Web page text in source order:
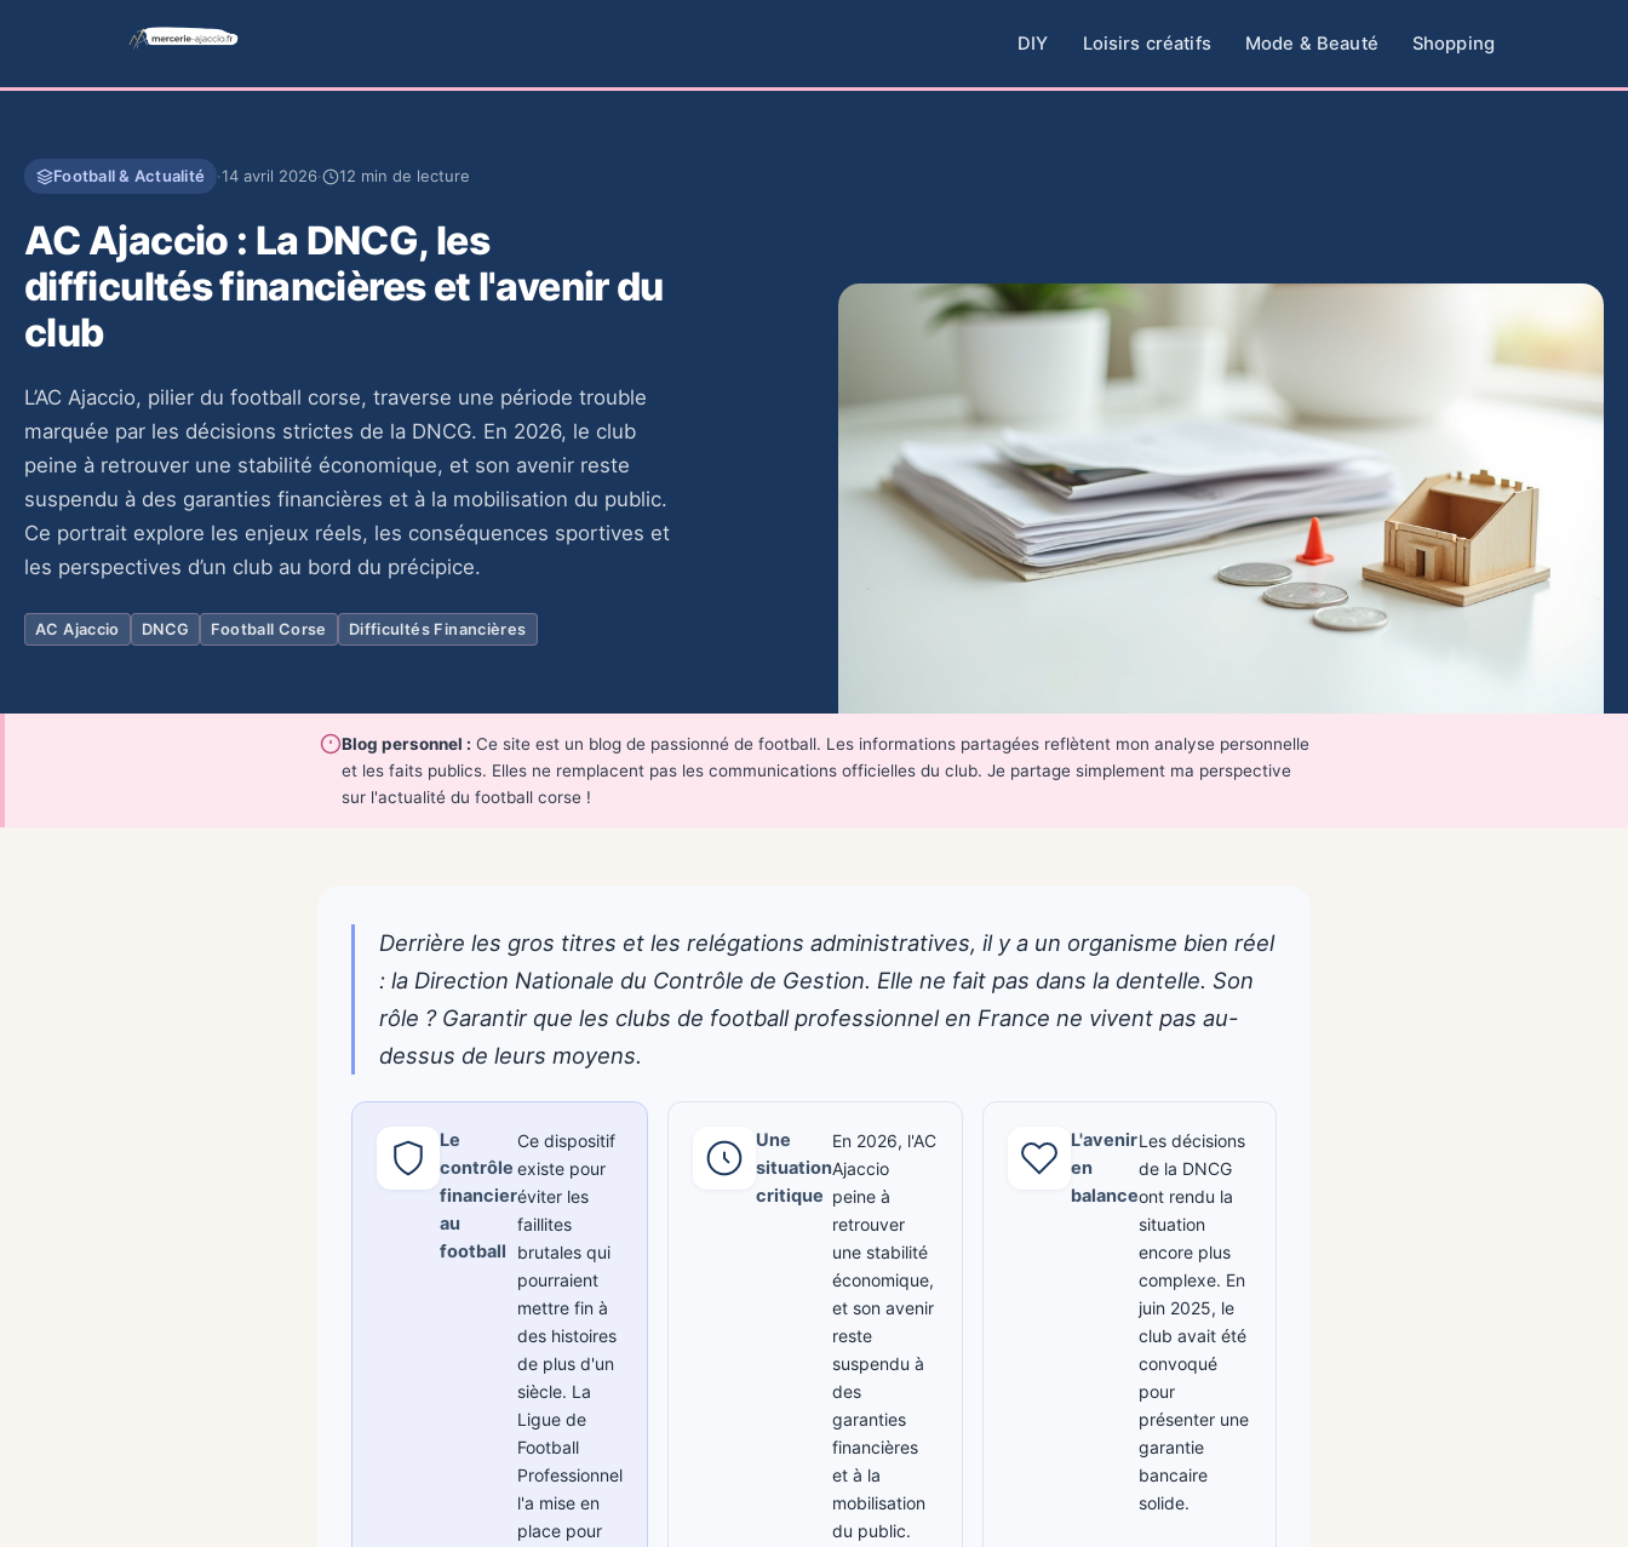
DIY Loisirs créatifs Mode & Beauté Shopping
Football & Actualité ·14 avril 2026· 12 min de lecture
AC Ajaccio : La DNCG, les
difficultés financières et l'avenir du
club
L’AC Ajaccio, pilier du football corse, traverse une période trouble
marquée par les décisions strictes de la DNCG. En 2026, le club
peine à retrouver une stabilité économique, et son avenir reste
suspendu à des garanties financières et à la mobilisation du public.
Ce portrait explore les enjeux réels, les conséquences sportives et
les perspectives d’un club au bord du précipice.
AC Ajaccio DNCG Football Corse Difficultés Financières
Blog personnel : Ce site est un blog de passionné de football. Les informations partagées reflètent mon analyse personnelle
et les faits publics. Elles ne remplacent pas les communications officielles du club. Je partage simplement ma perspective
sur l'actualité du football corse !
Derrière les gros titres et les relégations administratives, il y a un organisme bien réel
: la Direction Nationale du Contrôle de Gestion. Elle ne fait pas dans la dentelle. Son
rôle ? Garantir que les clubs de football professionnel en France ne vivent pas au-
dessus de leurs moyens.
Le
contrôle
financier
au
football
Ce dispositif
existe pour
éviter les
faillites
brutales qui
pourraient
mettre fin à
des histoires
de plus d'un
siècle. La
Ligue de
Football
Professionnel
l'a mise en
place pour
Une
situation
critique
En 2026, l'AC
Ajaccio
peine à
retrouver
une stabilité
économique,
et son avenir
reste
suspendu à
des
garanties
financières
et à la
mobilisation
du public.
L'avenir
en
balance
Les décisions
de la DNCG
ont rendu la
situation
encore plus
complexe. En
juin 2025, le
club avait été
convoqué
pour
présenter une
garantie
bancaire
solide.